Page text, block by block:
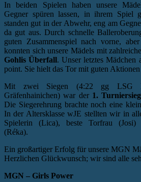
In beiden Spielen haben unsere
Gegner spüren lassen, in ihrem Spiel
standen gut in der Abwehr, eng am
da gut aus. Durch schnelle
guten Zusammenspiel nach vorne,
konnten sich unsere Mädels mit
Gohlis Überfall. Unser letztes Mädchen
point. Sie hielt das Tor mit guten Aktionen
Mit zwei Siegen (4:22 gg LSG
Gräfenhainichen) war der 1. Turniersieg
Die Siegerehrung brachte noch eine
In der Altersklasse wJE stellten wir in
Spielerin (Lica), beste Torfrau (Josi)
(Réka).
Ein großartiger Erfolg für unsere MGN
Herzlichen Glückwunsch; wir sind alle
MGN – Girls Power